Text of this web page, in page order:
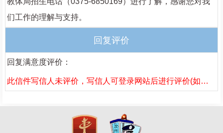
们工作的理解与支持。
回复评价
回复满意度评价：
此信件写信人未评价，写信人可登录网站后进行评价(如果已评价，请刷新页面)。